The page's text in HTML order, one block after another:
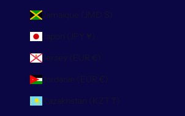
Jamaïque (JMD $)
Japon (JPY ¥)
Jersey (EUR €)
Jordanie (EUR €)
Kazakhstan (KZT ₸)